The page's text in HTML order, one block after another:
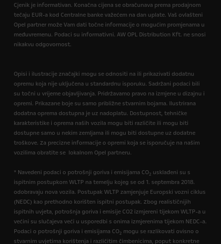
Cjenik je informativan. Konačna cijena se obračunava prema prodajnom
tečaju EUR-a kod Centralne banke važećem na dan uplate. Vaš ovlašteni
Opel partner može Vam dati točne informacije o mogućim promjenama u
međuvremenu. Podaci su informativni. AW OPL Distribution Kft. ne snosi
nikakvu odgovornost.
Opisi i ilustracije značajki mogu se odnositi na ili prikazivati dodatnu
opremu koja nije uključena u standardnu isporuku. Sadržani podaci bili
su točni u vrijeme objavljivanja. Pridržavamo pravo na izmjene u dizajnu i
opremi. Prikazane boje su samo približne stvarnim bojama. Ilustrirana
dodatna oprema dostupna je uz nadoplatu. Dostupnost, tehničke
karakteristike i oprema naših vozila mogu biti različite ili mogu biti
dostupne samo u nekim zemljama ili mogu biti dostupne uz dodatne
troškove. Za precizne informacije o opremi koja se isporučuje na našim
vozilima obratite se lokalnom Opel partneru.
* Navedeni podaci o potrošnji goriva i emisijama CO2 usklađeni su s
ispitnim postupkom WLTP na temelju kojeg se od 1. septembra 2018.
odobravaju nova vozila. Postupak WLTP zamjenjuje Europski vozni ciklus
(NEDC) kao prethodno korišten ispitni postupak. Zbog realističnijih
ispitnih uvjeta, potrošnja goriva i emisije CO2 izmjereni tijekom WLTP-a u
većini su slučajeva veći u usporedbi s onima izmjerenima tijekom NEDC-a.
Podaci o potrošnji goriva i emisijama CO2 mogu se razlikovati ovisno o
stvarnim uvjetima korištenja i različitim čimbenicima, poput konkretne